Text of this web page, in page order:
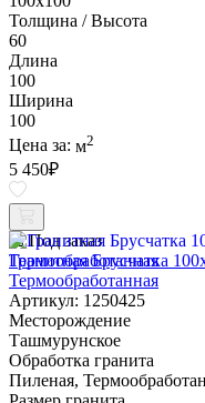
Толщина / Высота
60
Длина
100
Ширина
100
Цена за: м2
5 450₽
Под заказ
Гранитная Брусчатка
Термообработанная
Артикул: 1250425
Месторождение
Ташмурунское
Обработка гранита
Пиленая,